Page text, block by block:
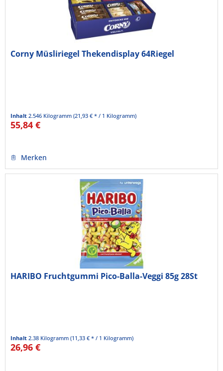
Corny Müsliriegel Thekendisplay 64Riegel
Inhalt 2.546 Kilogramm(21,93 € * / 1 Kilogramm)
55,84 €
Merken
HARIBO Fruchtgummi Pico-Balla-Veggi 85g 28St
Inhalt 2.38 Kilogramm(11,33 € * / 1 Kilogramm)
26,96 €